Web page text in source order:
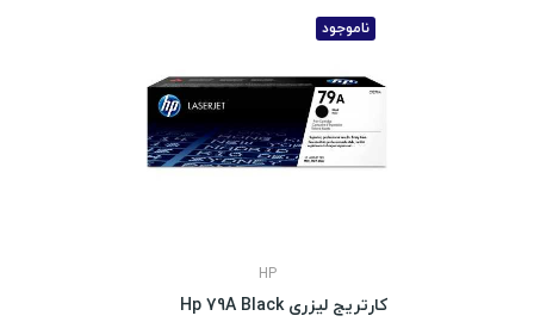
ناموجود
HP
کارتریج لیزری Hp 79A Black